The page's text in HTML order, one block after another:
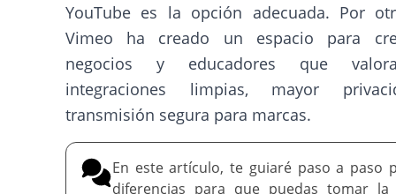
YouTube es la opción adecuada. Por
Vimeo ha creado un espacio para
negocios y educadores que
integraciones limpias, mayor
transmisión segura para marcas.
En este artículo, te guiaré paso a paso
diferencias para que puedas tomar la